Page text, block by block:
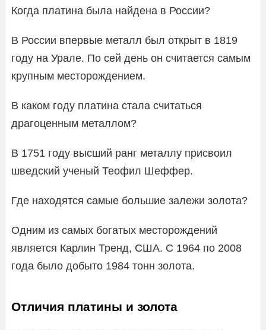
Когда платина была найдена в России?
В России впервые металл был открыт в 1819
году на Урале. По сей день он считается самым
крупным месторождением.
В каком году платина стала считаться
драгоценным металлом?
В 1751 году высший ранг металлу присвоил
шведский ученый Теофил Шеффер.
Где находятся самые большие залежи золота?
Одним из самых богатых месторождений
является Карлин Тренд, США. С 1964 по 2008
года было добыто 1984 тонн золота.
Отличия платины и золота